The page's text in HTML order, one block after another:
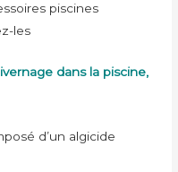
piscines
les
dans la piscine,
d’un algicide